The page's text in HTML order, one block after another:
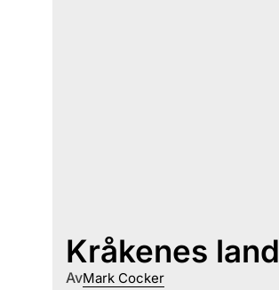
Kråkenes land
AvMark Cocker